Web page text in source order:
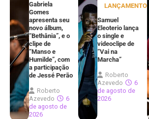
Gabriela
Gomes
apresenta seu
novo álbum,
“Bethânia”, e o
clipe de
“Manso e
Humilde”, com
a participação
de Jessé Perão
Roberto
Azevedo
6
de agosto de
2026
LANÇAMENTOS
Samuel
Eleoterio lança
o single e
videoclipe de
“Vai na
Marcha”
Roberto
Azevedo
6
de agosto de
2026